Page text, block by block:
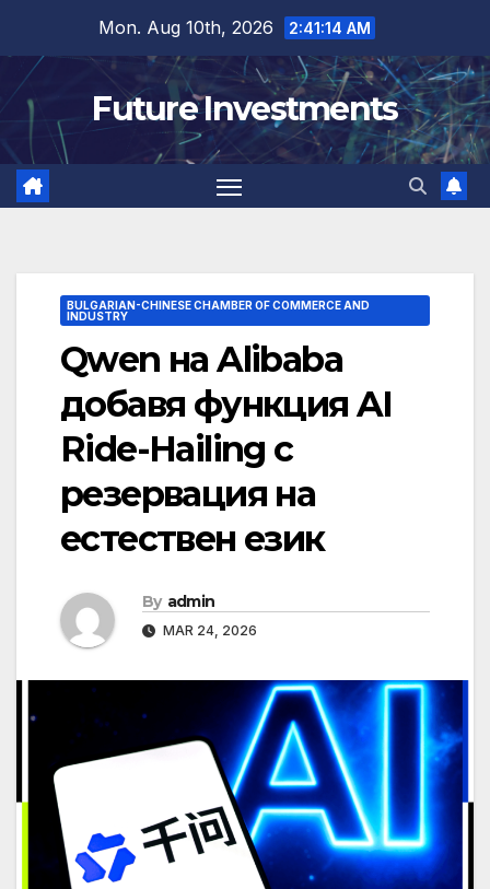
content
Mon. Aug 10th, 2026 2:41:15 AM
Future Investments
BULGARIAN-CHINESE CHAMBER OF COMMERCE AND
INDUSTRY
Qwen на Alibaba
добавя функция AI
Ride-Hailing с
резервация на
естествен език
By admin
MAR 24, 2026